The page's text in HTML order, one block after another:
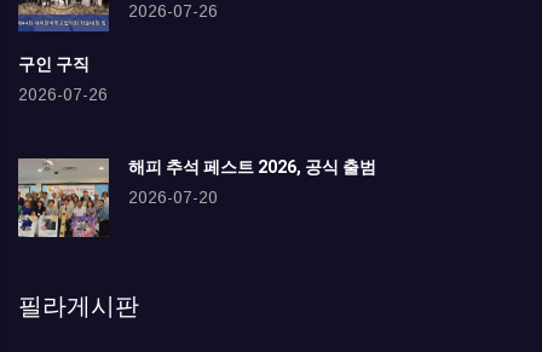
2026-07-26
구인 구직
2026-07-26
해피 추석 페스트 2026, 공식 출범
2026-07-20
필라게시판